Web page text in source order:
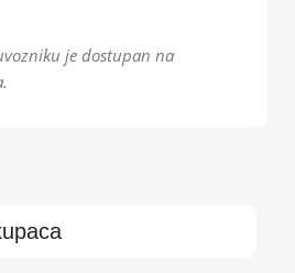
je dostupan na